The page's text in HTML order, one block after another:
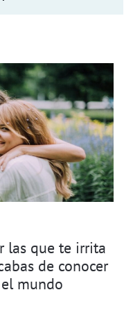
las que te irrita
de conocer
mundo